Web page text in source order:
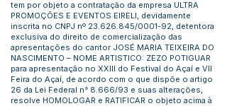
tem por objeto a contratação da empresa ULTRA
PROMOÇÕES E EVENTOS EIRELI, devidamente
inscrita no CNPJ nº 23.626.845/0001-92, detentora
exclusiva do direito de comercialização das
apresentações do cantor JOSÉ MARIA TEIXEIRA DO
NASCIMENTO – NOME ARTISTICO: ZEZO POTIGUAR
para apresentação no XXIII do Festival do Açaí e VII
Feira do Açaí, de acordo com o que dispõe o artigo
26 da Lei Federal n° 8.666/93 e suas alterações,
resolve HOMOLOGAR e RATIFICAR o objeto acima à